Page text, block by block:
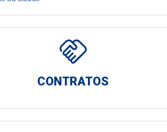
handshake
CONTRATOS